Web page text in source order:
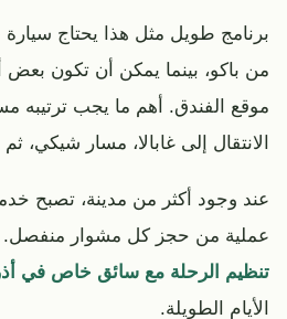
برنامج طويل مثل هذا يحتاج
من باكو، بينما يمكن أن تكون
موقع الفندق. أهم ما يجب ترتيبه
الانتقال إلى غابالا، مسار شيكي،
عند وجود أكثر من مدينة، تصبح
عملية من حجز كل مشوار
تنظيم الرحلة مع سائق خاص في
الأيام الطويلة.